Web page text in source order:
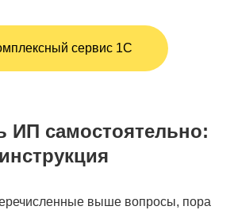
сервис 1С
ИП самостоятельно:
выше вопросы, пора